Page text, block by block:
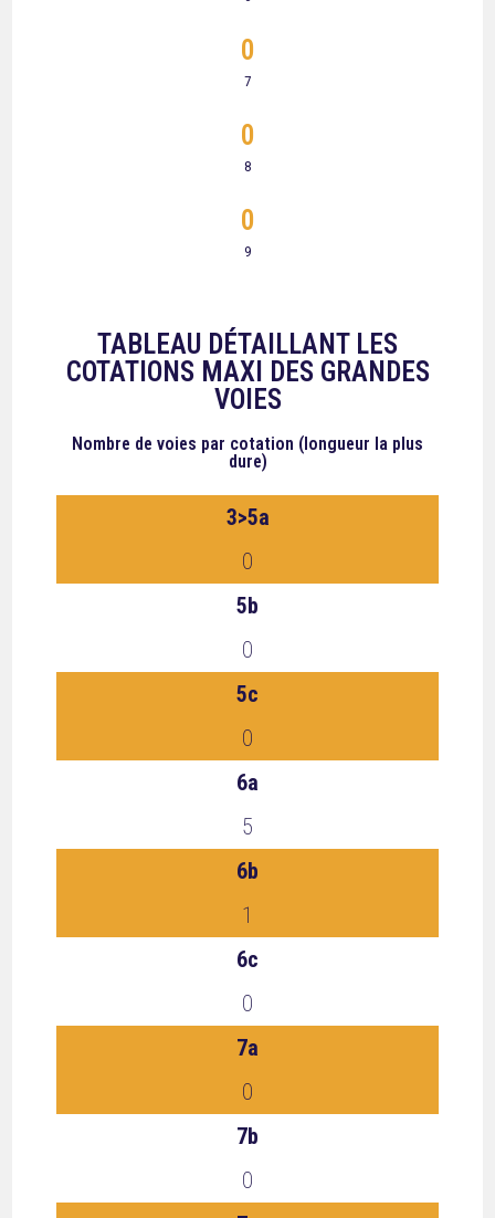
7
0
8
0
9
0
TABLEAU DÉTAILLANT LES
COTATIONS MAXI DES GRANDES
VOIES
Nombre de voies par cotation (longueur la plus
dure)
3>5a
0
5b
0
5c
0
6a
5
6b
1
6c
0
7a
0
7b
0